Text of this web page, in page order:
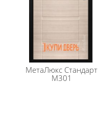
МетаЛюкс Стандарт
M301